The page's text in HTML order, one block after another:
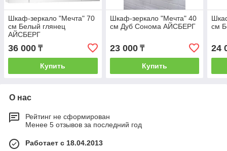
Шкаф-зеркало "Мечта" 70
см Белый глянец
АЙСБЕРГ
36 000 ₸
Купить
Шкаф-зеркало "Мечта" 40
см Дуб Сонома АЙСБЕРГ
23 000₸
Купить
см
24
О нас
Рейтинг не сформирован
Менее 5 отзывов за последний год
Работает с 18.04.2013